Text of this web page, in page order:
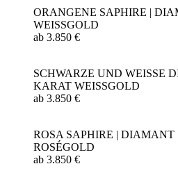
ORANGENE SAPHIRE |
WEISSGOLD
ab 3.850 €
SCHWARZE UND WEISSE
KARAT WEISSGOLD
ab 3.850 €
ROSA SAPHIRE | DIAMANT
ROSÉGOLD
ab 3.850 €